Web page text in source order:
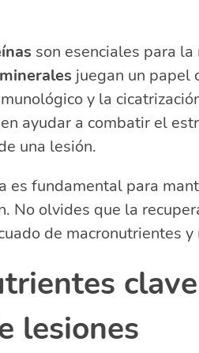
son esenciales para
minerales juegan un papel
y la
ayudar a combatir el
una lesión.
es fundamental para
No olvides que la
de macronutrientes
lesiones